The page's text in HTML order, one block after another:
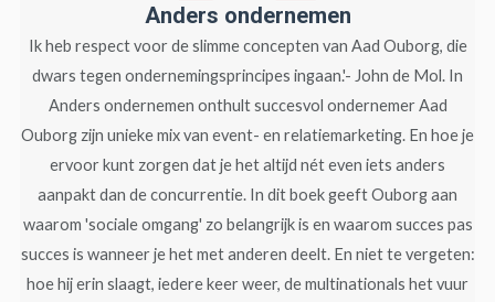
Anders ondernemen
Ik heb respect voor de slimme concepten van Aad Ouborg, die
dwars tegen ondernemings­principes ingaan.'- John de Mol. In
Anders ondernemen onthult succesvol ondernemer Aad
Ouborg zijn unieke mix van event- en relatiemarketing. En hoe je
ervoor kunt zorgen dat je het altijd nét even iets anders
aanpakt dan de concurrentie. In dit boek geeft Ouborg aan
waarom 'sociale omgang' zo belangrijk is en waarom succes pas
succes is wanneer je het met anderen deelt. En niet te vergeten:
hoe hij erin slaagt, iedere keer weer, de multinationals het vuur